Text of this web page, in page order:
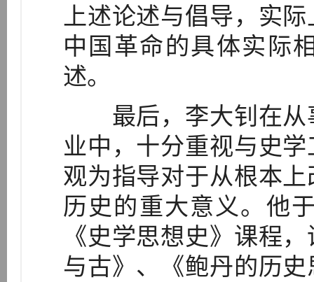
上述论述与倡导，实
中国革命的具体实际
述。
最后，李大钊在从
业中，十分重视与史
观为指导对于从根本
历史的重大意义。他
《史学思想史》课程
与古》、《鲍丹的历